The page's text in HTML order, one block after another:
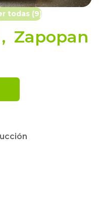
todas (9)
, Zapopan